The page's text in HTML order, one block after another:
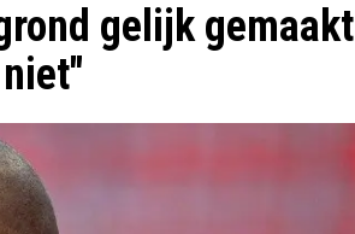
gelijk gemaakt